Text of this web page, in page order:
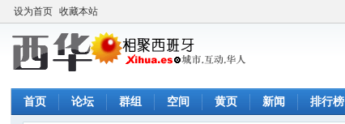
设为首页 收藏本站
首页 论坛 群组 空间 黄页 新闻 排行榜